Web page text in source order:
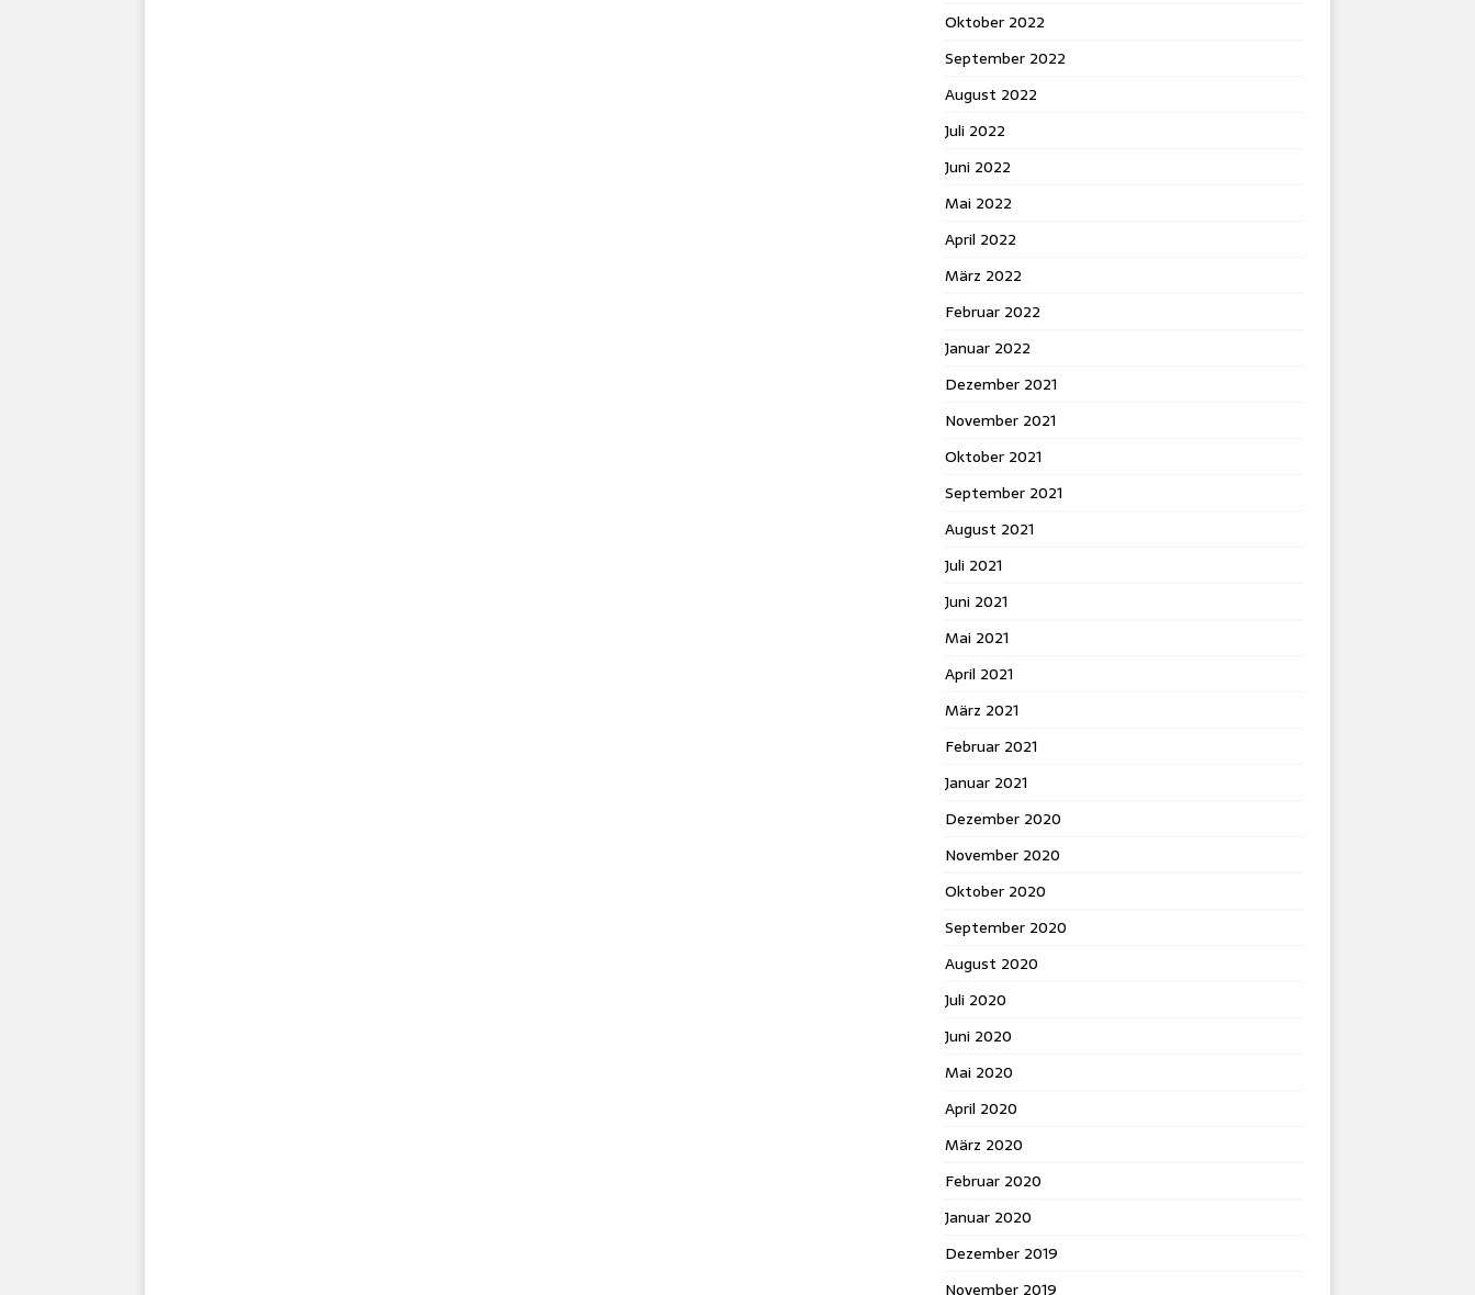
Oktober 2022
September 2022
August 2022
Juli 2022
Juni 2022
Mai 2022
April 2022
März 2022
Februar 2022
Januar 2022
Dezember 2021
November 2021
Oktober 2021
September 2021
August 2021
Juli 2021
Juni 2021
Mai 2021
April 2021
März 2021
Februar 2021
Januar 2021
Dezember 2020
November 2020
Oktober 2020
September 2020
August 2020
Juli 2020
Juni 2020
Mai 2020
April 2020
März 2020
Februar 2020
Januar 2020
Dezember 2019
November 2019